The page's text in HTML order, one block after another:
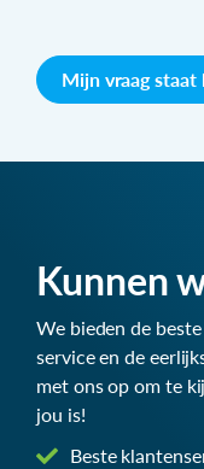
Mijn vraag
Kunnen
We bieden de
service en de
met ons op om te
jou is!
Beste